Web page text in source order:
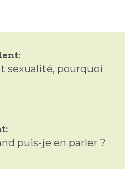
sexualité, pourquoi
puis-je en parler ?